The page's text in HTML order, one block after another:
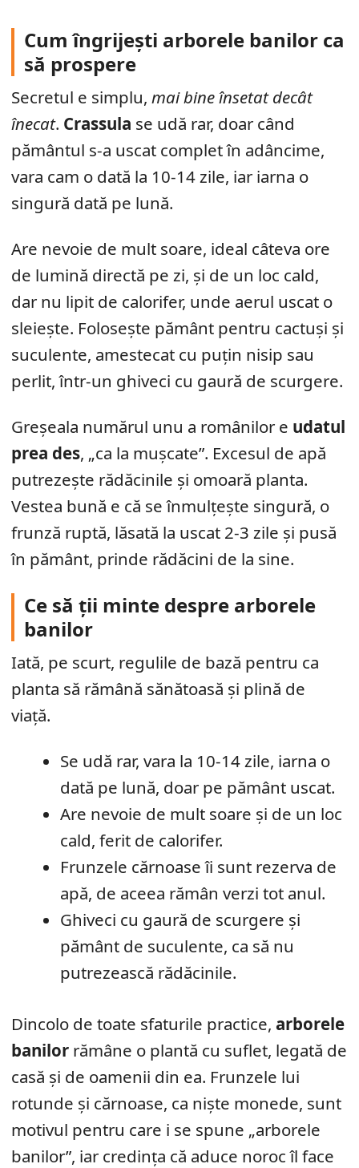
Cum îngrijești arborele banilor ca
să prospere
Secretul e simplu, mai bine însetat decât
înecat. Crassula se udă rar, doar când
pământul s-a uscat complet în adâncime,
vara cam o dată la 10-14 zile, iar iarna o
singură dată pe lună.
Are nevoie de mult soare, ideal câteva ore
de lumină directă pe zi, și de un loc cald,
dar nu lipit de calorifer, unde aerul uscat o
sleiește. Folosește pământ pentru cactuși și
suculente, amestecat cu puțin nisip sau
perlit, într-un ghiveci cu gaură de scurgere.
Greșeala numărul unu a românilor e udatul
prea des, „ca la mușcate”. Excesul de apă
putrezește rădăcinile și omoară planta.
Vestea bună e că se înmulțește singură, o
frunză ruptă, lăsată la uscat 2-3 zile și pusă
în pământ, prinde rădăcini de la sine.
Ce să ții minte despre arborele
banilor
Iată, pe scurt, regulile de bază pentru ca
planta să rămână sănătoasă și plină de
viață.
Se udă rar, vara la 10-14 zile, iarna o
dată pe lună, doar pe pământ uscat.
Are nevoie de mult soare și de un loc
cald, ferit de calorifer.
Frunzele cărnoase îi sunt rezerva de
apă, de aceea rămân verzi tot anul.
Ghiveci cu gaură de scurgere și
pământ de suculente, ca să nu
putrezească rădăcinile.
Dincolo de toate sfaturile practice, arborele
banilor rămâne o plantă cu suflet, legată de
casă și de oamenii din ea. Frunzele lui
rotunde și cărnoase, ca niște monede, sunt
motivul pentru care i se spune „arborele
banilor”, iar credința că aduce noroc îl face